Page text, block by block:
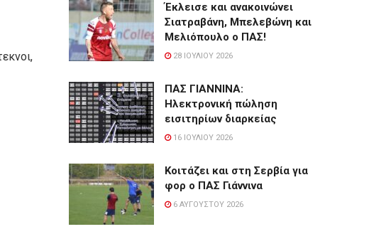
Έκλεισε και ανακοινώνει
Σιατραβάνη, Μπελεβώνη και
Μελιόπουλο ο ΠΑΣ!
28 ΙΟΥΛΊΟΥ 2026
ΠΑΣ ΓΙΑΝΝΙΝΑ:
Hλεκτρονική πώληση
εισιτηρίων διαρκείας
16 ΙΟΥΛΊΟΥ 2026
Κοιτάζει και στη Σερβία για
φορ ο ΠΑΣ Γιάννινα
6 ΑΥΓΟΎΣΤΟΥ 2026